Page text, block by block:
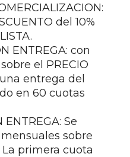
del 10%
ENTREGA: con
el PRECIO
entrega del
en 60 cuotas
ENTREGA: Se
sobre
La primera cuota